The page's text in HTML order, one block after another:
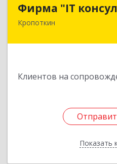
Фирма "IT
Кропоткин
Клиентов на
Показать
352389,